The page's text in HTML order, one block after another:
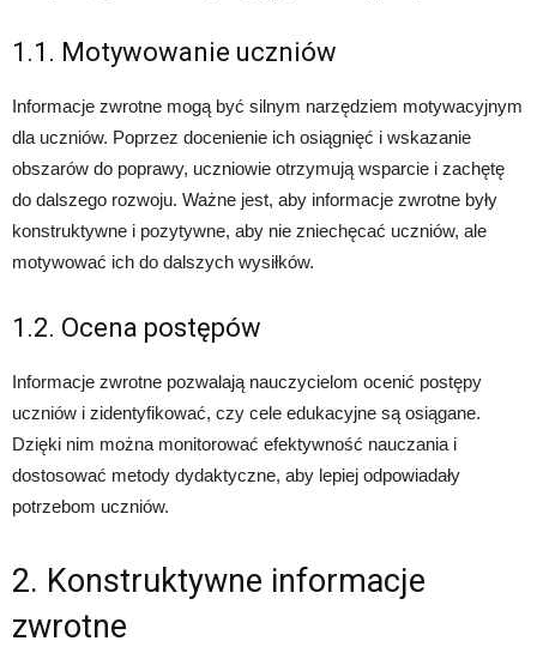
1.1. Motywowanie uczniów
Informacje zwrotne mogą być silnym narzędziem motywacyjnym
dla uczniów. Poprzez docenienie ich osiągnięć i wskazanie
obszarów do poprawy, uczniowie otrzymują wsparcie i zachętę
do dalszego rozwoju. Ważne jest, aby informacje zwrotne były
konstruktywne i pozytywne, aby nie zniechęcać uczniów, ale
motywować ich do dalszych wysiłków.
1.2. Ocena postępów
Informacje zwrotne pozwalają nauczycielom ocenić postępy
uczniów i zidentyfikować, czy cele edukacyjne są osiągane.
Dzięki nim można monitorować efektywność nauczania i
dostosować metody dydaktyczne, aby lepiej odpowiadały
potrzebom uczniów.
2. Konstruktywne informacje
zwrotne